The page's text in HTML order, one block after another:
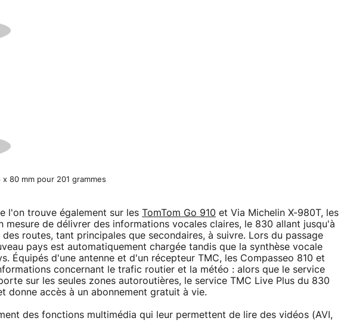
80 mm pour 201 grammes
l'on trouve également sur les TomTom Go 910 et Via Michelin X-980T, les
mesure de délivrer des informations vocales claires, le 830 allant jusqu'à
routes, tant principales que secondaires, à suivre. Lors du passage
pays est automatiquement chargée tandis que la synthèse vocale
Équipés d'une antenne et d'un récepteur TMC, les Compasseo 810 et
concernant le trafic routier et la météo : alors que le service
sur les seules zones autoroutières, le service TMC Live Plus du 830
donne accès à un abonnement gratuit à vie.
des fonctions multimédia qui leur permettent de lire des vidéos (AVI,